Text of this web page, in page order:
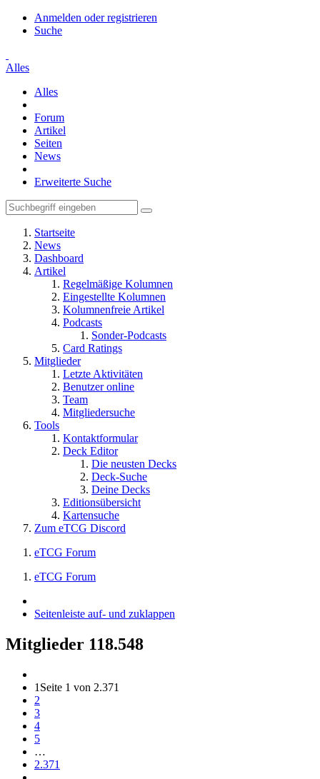
Anmelden oder registrieren
Suche
Alles
Alles
Forum
Artikel
Seiten
News
Erweiterte Suche
Startseite
News
Dashboard
Artikel
Regelmäßige Kolumnen
Eingestellte Kolumnen
Kolumnenfreie Artikel
Podcasts
Sonder-Podcasts
Card Ratings
Mitglieder
Letzte Aktivitäten
Benutzer online
Team
Mitgliedersuche
Tools
Kontaktformular
Deck Editor
Die neusten Decks
Deck-Suche
Deine Decks
Editionsübersicht
Kartensuche
Zum eTCG Discord
eTCG Forum
eTCG Forum
Seitenleiste auf- und zuklappen
Mitglieder 118.548
1 Seite 1 von 2.371
2
3
4
5
…
2.371